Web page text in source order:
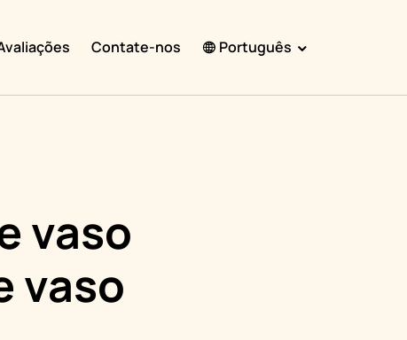
Contate-nos Português
vaso
vaso